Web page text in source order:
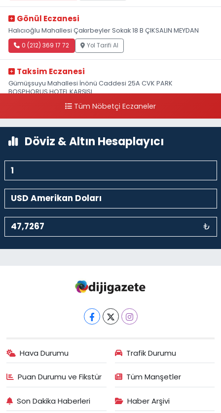
Gönül Eczanesi
Halıcıoğlu Mahallesi Çakırbeyler Sokak 18 B ÇIKSALIN MEYDAN
0 (212) 369 17 72 Yol Tarifi Al
Taksim Eczanesi
Gümüşsuyu Mahallesi İnönü Caddesi 25A CVK PARK
BOSPHORUS HOTEL KARŞISI
0 (212) 249 50 99 Yol Tarifi Al
Tüm Nöbetçi Eczaneler
Döviz & Altın Hesaplayıcı
₺
Hava Durumu Trafik Durumu
Puan Durumu ve Fikstür Tüm Manşetler
Son Dakika Haberleri Haber Arşivi